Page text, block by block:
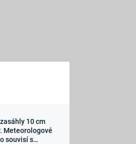
nás
10 cm
Meteorologové
souvisí s